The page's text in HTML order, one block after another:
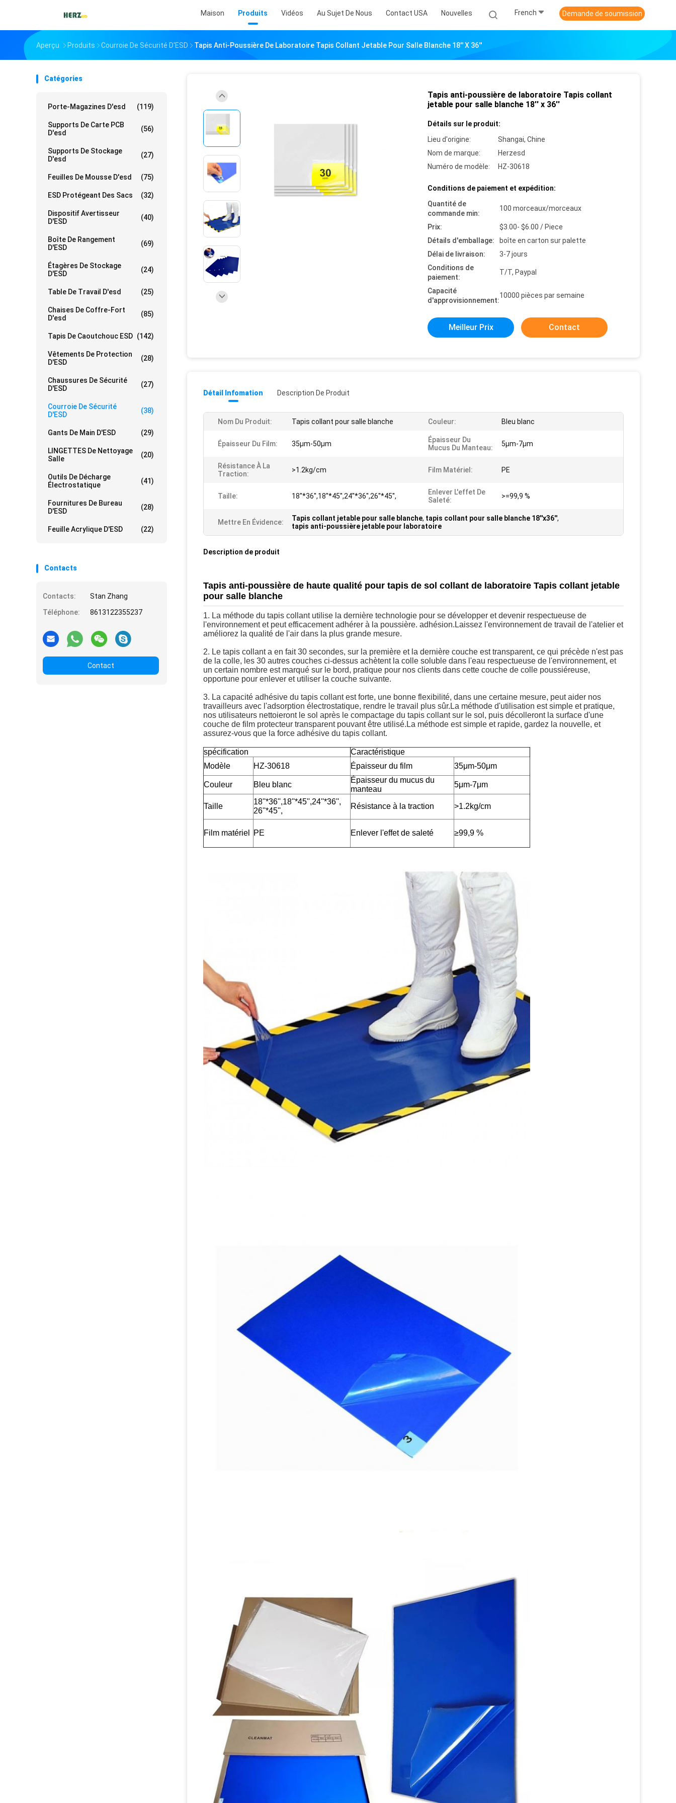
Maison Produits Vidéos Au Sujet De Nous Contact USA Nouvelles French Demande de soumission
Aperçu Produits Courroie De Sécurité D'ESD Tapis Anti-Poussière De Laboratoire Tapis Collant Jetable Pour Salle Blanche 18'' X 36''
Catégories
Porte-Magazines D'esd (119)
Supports De Carte PCB
D'esd
(56)
Supports De Stockage
D'esd
(27)
Feuilles De Mousse D'esd (75)
ESD Protégeant Des Sacs (32)
Dispositif Avertisseur
D'ESD
(40)
Boîte De Rangement
D'ESD
(69)
Étagères De Stockage
D'ESD
(24)
Table De Travail D'esd (25)
Chaises De Coffre-Fort
D'esd
(85)
Tapis De Caoutchouc ESD (142)
Vêtements De Protection
D'ESD
(28)
Chaussures De Sécurité
D'ESD
(27)
Courroie De Sécurité
D'ESD
(38)
Gants De Main D'ESD (29)
LINGETTES De Nettoyage
Salle
(20)
Outils De Décharge
Électrostatique
(41)
Fournitures De Bureau
D'ESD
(28)
Feuille Acrylique D'ESD (22)
Contacts
Contacts:
Stan Zhang
Téléphone:
8613122355237
Contact
Tapis anti-poussière de laboratoire Tapis collant
jetable pour salle blanche 18'' x 36''
Détails sur le produit:
Lieu d'origine:
Shangai, Chine
Nom de marque:
Herzesd
Numéro de modèle:
HZ-30618
Conditions de paiement et expédition:
Quantité de
commande min:
100 morceaux/morceaux
Prix:
$3.00- $6.00 / Piece
Détails d'emballage:
boîte en carton sur palette
Délai de livraison:
3-7 jours
Conditions de
paiement:
T/T, Paypal
Capacité
d'approvisionnement:
10000 pièces par semaine
Meilleur Prix Contact
Détail Infomation Description De Produit
Nom Du Produit: Tapis collant pour salle blanche Couleur: Bleu blanc
Épaisseur Du Film: 35μm-50μm
Épaisseur Du
Mucus Du Manteau:
5μm-7μm
Résistance À La
Traction:
>1.2kg/cm Film Matériel: PE
Taille: 18''*36'',18''*45'',24''*36'',26''*45'',
Enlever L'effet De
Saleté:
>=99,9 %
Mettre En Évidence: Tapis collant jetable pour salle blanche, tapis collant pour salle blanche 18''x36'',
tapis anti-poussière jetable pour laboratoire
Description de produit
Tapis anti-poussière de haute qualité pour tapis de sol collant de laboratoire Tapis collant jetable
pour salle blanche
1. La méthode du tapis collant utilise la dernière technologie pour se développer et devenir respectueuse de
l'environnement et peut efficacement adhérer à la poussière. adhésion.Laissez l'environnement de travail de l'atelier et
améliorez la qualité de l'air dans la plus grande mesure.
2. Le tapis collant a en fait 30 secondes, sur la première et la dernière couche est transparent, ce qui précède n'est pas
de la colle, les 30 autres couches ci-dessus achètent la colle soluble dans l'eau respectueuse de l'environnement, et
un certain nombre est marqué sur le bord, pratique pour nos clients dans cette couche de colle poussiéreuse,
opportune pour enlever et utiliser la couche suivante.
3. La capacité adhésive du tapis collant est forte, une bonne flexibilité, dans une certaine mesure, peut aider nos
travailleurs avec l'adsorption électrostatique, rendre le travail plus sûr.La méthode d'utilisation est simple et pratique,
nos utilisateurs nettoieront le sol après le compactage du tapis collant sur le sol, puis décolleront la surface d'une
couche de film protecteur transparent pouvant être utilisé.La méthode est simple et rapide, gardez la nouvelle, et
assurez-vous que la force adhésive du tapis collant.
spécification
Caractéristique
Modèle
HZ-30618 Épaisseur du film 35μm-50μm
Couleur Bleu blanc
Épaisseur du mucus du
manteau
5μm-7μm
Taille
18''*36'',18''*45'',24''*36'',
26''*45'',
Résistance à la traction >1.2kg/cm
Film matériel PE Enlever l'effet de saleté ≥99,9 %